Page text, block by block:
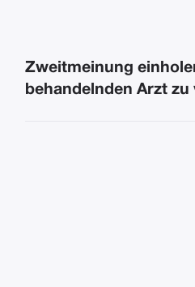
Zweitmeinung
behandelnden Arzt zu